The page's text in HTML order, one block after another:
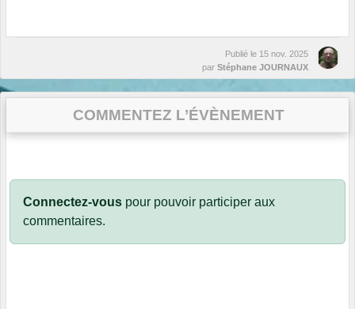
Publié le 15 nov. 2025
par Stéphane JOURNAUX
COMMENTEZ L’ÉVÈNEMENT
Connectez-vous pour pouvoir participer aux
commentaires.